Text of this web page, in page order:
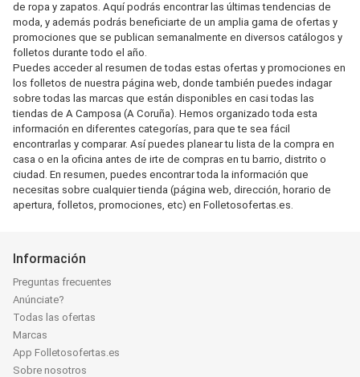
de ropa y zapatos. Aquí podrás encontrar las últimas tendencias de
moda, y además podrás beneficiarte de un amplia gama de ofertas y
promociones que se publican semanalmente en diversos catálogos y
folletos durante todo el año.
Puedes acceder al resumen de todas estas ofertas y promociones en
los folletos de nuestra página web, donde también puedes indagar
sobre todas las marcas que están disponibles en casi todas las
tiendas de A Camposa (A Coruña). Hemos organizado toda esta
información en diferentes categorías, para que te sea fácil
encontrarlas y comparar. Así puedes planear tu lista de la compra en
casa o en la oficina antes de irte de compras en tu barrio, distrito o
ciudad. En resumen, puedes encontrar toda la información que
necesitas sobre cualquier tienda (página web, dirección, horario de
apertura, folletos, promociones, etc) en Folletosofertas.es.
Información
Preguntas frecuentes
Anúnciate?
Todas las ofertas
Marcas
App Folletosofertas.es
Sobre nosotros